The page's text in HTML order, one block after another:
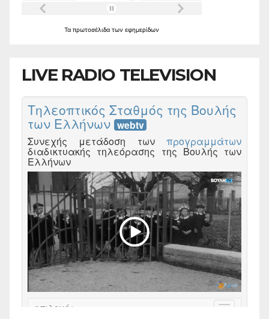
Τα πρωτοσέλιδα των εφημερίδων
LIVE RADIO TELEVISION